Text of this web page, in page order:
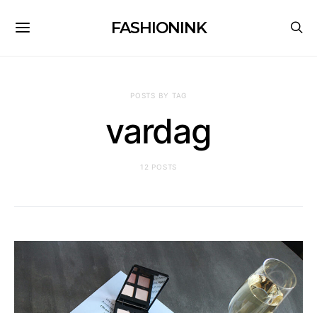
FASHIONINK
POSTS BY TAG
vardag
12 POSTS